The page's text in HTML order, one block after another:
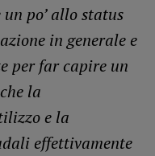
po’ allo status
in generale e
per far capire un
la
e la
effettivamente